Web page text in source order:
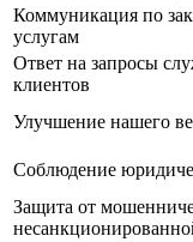
Коммуникация по
услугам
Ответ на запросы
клиентов
Улучшение нашего
Соблюдение
Защита от